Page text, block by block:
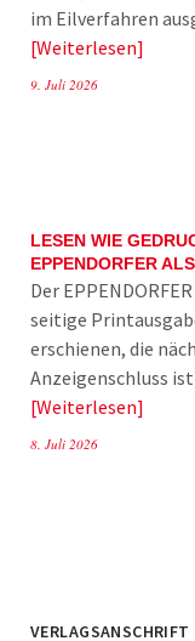
im Eilverfahren
Weiterlesen
9. Juli 2026
LESEN WIE
EPPENDORFER
Der
seitige
erschienen, die
Anzeigenschluss
Weiterlesen
8. Juli 2026
VERLAGSANSCHRIFT